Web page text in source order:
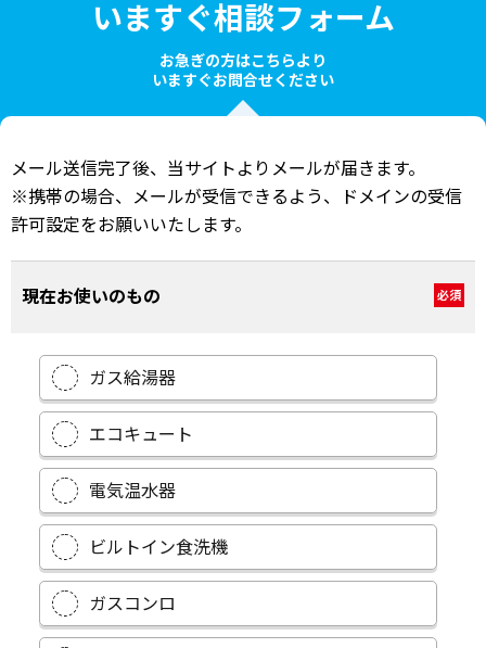
いますぐ相談フォーム
お急ぎの方はこちらより
いますぐお問合せください
メール送信完了後、当サイトよりメールが届きます。
※携帯の場合、メールが受信できるよう、ドメインの受信
許可設定をお願いいたします。
現在お使いのもの 必須
ガス給湯器
エコキュート
電気温水器
ビルトイン食洗機
ガスコンロ